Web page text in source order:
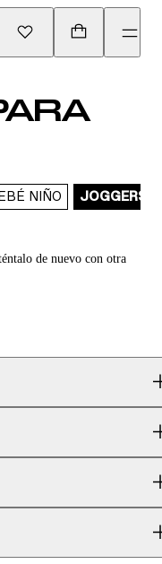
NIÑO JOGGERS
de nuevo con otra